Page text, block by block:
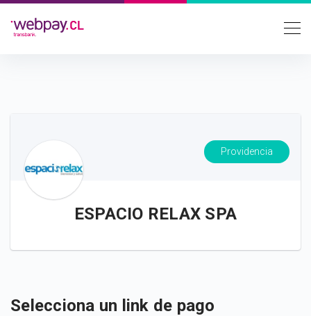
Providencia
ESPACIO RELAX SPA
Selecciona un link de pago